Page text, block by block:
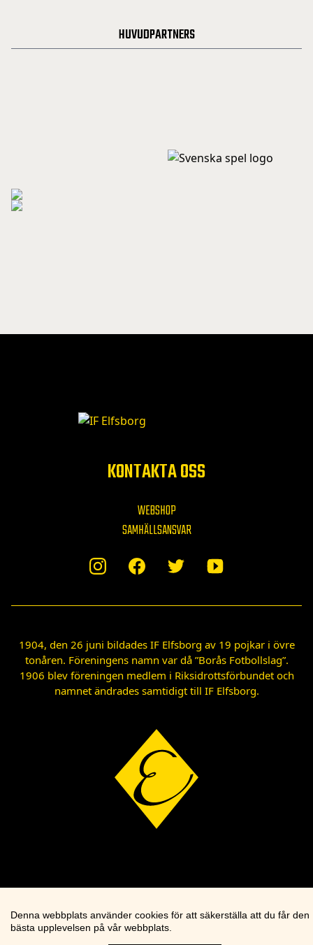
HUVUDPARTNERS
KONTAKTA OSS
WEBSHOP
SAMHÄLLSANSVAR
1904, den 26 juni bildades IF Elfsborg av 19 pojkar i övre
tonåren. Föreningens namn var då ”Borås Fotbollslag”.
1906 blev föreningen medlem i Riksidrottsförbundet och
namnet ändrades samtidigt till IF Elfsborg.
Denna webbplats använder cookies för att säkerställa att du får den
bästa upplevelsen på vår webbplats.